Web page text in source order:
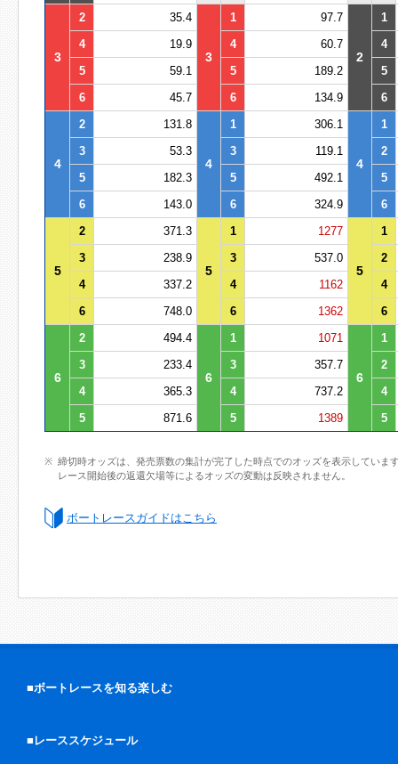
3
2 35.4
3
1 97.7
2
1
4
19.9 4 60.7
4
5
59.1 5 189.2
5
6
45.7 6 134.9 6
4
2 131.8
4
1 306.1
4
1
3
53.3 3 119.1
2
5
182.3 5 492.1
5
6
143.0 6 324.9 6
5
2 371.3
5
1 1277
5
1
3
238.9 3 537.0
2
4
337.2 4 1162
4
6
748.0 6 1362 6
6
2 494.4
6
1 1071
6
1
3
233.4 3 357.7
2
4
365.3 4 737.2
4
5
871.6 5 1389 5
締切時オッズは、発売票数の集計が完了した時点でのオッズを表示していま
レース開始後の返還欠場等によるオッズの変動は反映されません。
ボートレースガイドはこちら
■ボートレースを知る楽しむ
■レーススケジュール